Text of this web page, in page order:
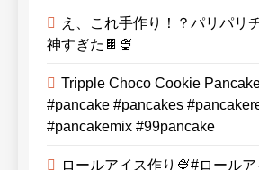
え、これ手作り！？パリパリ
神すぎた🍫🍨
Tripple Choco Cookie
#pancake #pancakes
#pancakemix #99pancake
ロールアイス作り🍨#ロール